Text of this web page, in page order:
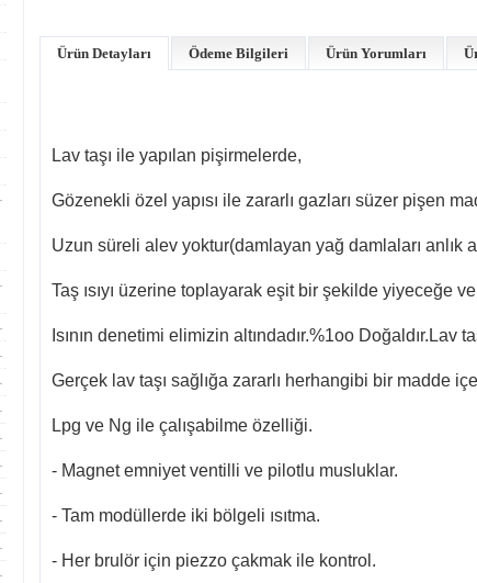
Ürün Detayları Ödeme Bilgileri Ürün Yorumları
Lav taşı ile yapılan pişirmelerde,
Gözenekli özel yapısı ile zararlı gazları süzer pişen
Uzun süreli alev yoktur(damlayan yağ damlaları
Taş ısıyı üzerine toplayarak eşit bir şekilde yiyeceğe
Isının denetimi elimizin altındadır.%1oo Doğaldır.Lav
Gerçek lav taşı sağlığa zararlı herhangibi bir madde
Lpg ve Ng ile çalışabilme özelliği.
- Magnet emniyet ventilli ve pilotlu musluklar.
- Tam modüllerde iki bölgeli ısıtma.
- Her brulör için piezzo çakmak ile kontrol.